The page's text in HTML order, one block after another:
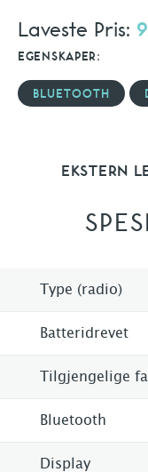
Laveste Pris:
EGENSKAPER:
BLUETOOTH
EKSTERN
Type (radio)
Batteridrevet
Tilgjengelige
Bluetooth
Display